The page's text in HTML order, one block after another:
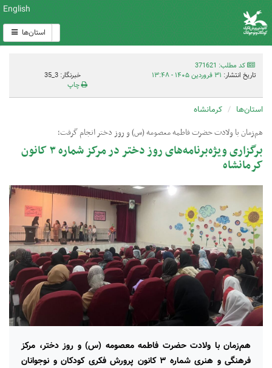
English
استان‌ها
کد مطلب: 371621
تاریخ انتشار: ۳۱ فروردین ۱۴۰۵ - ۱۳:۴۸
خبرنگار: 3_35
چاپ
استان‌ها کرمانشاه
هم‌زمان با ولادت حضرت فاطمه معصومه (س) و روز دختر انجام گرفت؛
برگزاری ویژه‌برنامه‌های روز دختر در مرکز شماره ۳ کانون
کرمانشاه
هم‌زمان با ولادت حضرت فاطمه معصومه (س) و روز دختر، مرکز
فرهنگی و هنری شماره ۳ کانون پرورش فکری کودکان و نوجوانان